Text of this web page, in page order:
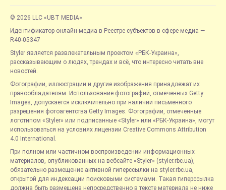
© 2026 LLC «UBT MEDIA»
Идентификатор онлайн-медиа в Реестре субъектов в сфере медиа —
R40-05347
Styler является развлекательным проектом «РБК-Украина»,
рассказывающим о людях, трендах и всё, что интересно читать вне
новостей.
Фотографии, иллюстрации и другие изображения принадлежат их
правообладателям. Использование фотографий, отмеченных Getty
Images, допускается исключительно при наличии письменного
разрешения фотоагентства Getty Images. Фотографии, отмеченные
логотипом «Styler» или подписанные «Styler» или «РБК-Украина», могут
использоваться на условиях лицензии Creative Commons Attribution
4.0 International.
При полном или частичном воспроизведении информационных
материалов, опубликованных на вебсайте «Styler» (styler.rbc.ua),
обязательно размещение активной гиперссылки на styler.rbc.ua,
открытой для индексации поисковыми системами. Такая гиперссылка
должна быть размещена непосредственно в тексте материала не ниже